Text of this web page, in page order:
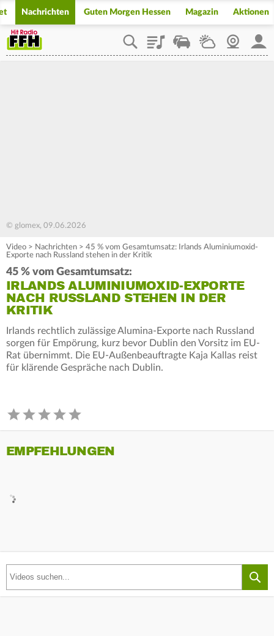
Nachrichten Guten Morgen Hessen Magazin Aktionen
PlaylistStaupilotWetterWebcam
© glomex, 09.06.2026
Video > Nachrichten > 45 % vom Gesamtumsatz: Irlands Aluminiumoxid-
Exporte nach Russland stehen in der Kritik
45 % vom Gesamtumsatz:
IRLANDS ALUMINIUMOXID-EXPORTE
NACH RUSSLAND STEHEN IN DER
KRITIK
Irlands rechtlich zulässige Alumina-Exporte nach Russland
sorgen für Empörung, kurz bevor Dublin den Vorsitz im EU-
Rat übernimmt. Die EU-Außenbeauftragte Kaja Kallas reist
für klärende Gespräche nach Dublin.
EMPFEHLUNGEN